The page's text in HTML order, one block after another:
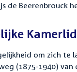
Beerenbrouck
Kamerlid
om zich te
(1875-1940) van